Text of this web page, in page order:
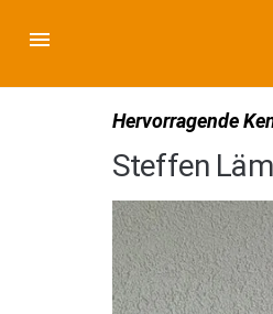
Hervorragende
Steffen